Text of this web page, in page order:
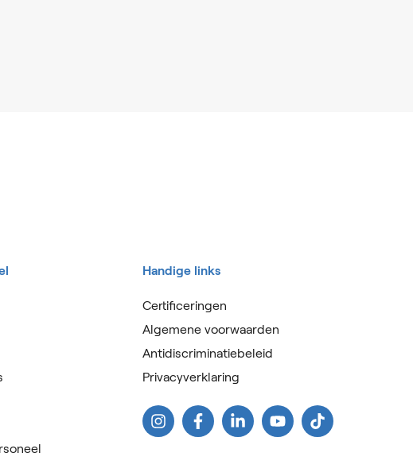
Handige links
Certificeringen
Algemene voorwaarden
Antidiscriminatiebeleid
Privacyverklaring